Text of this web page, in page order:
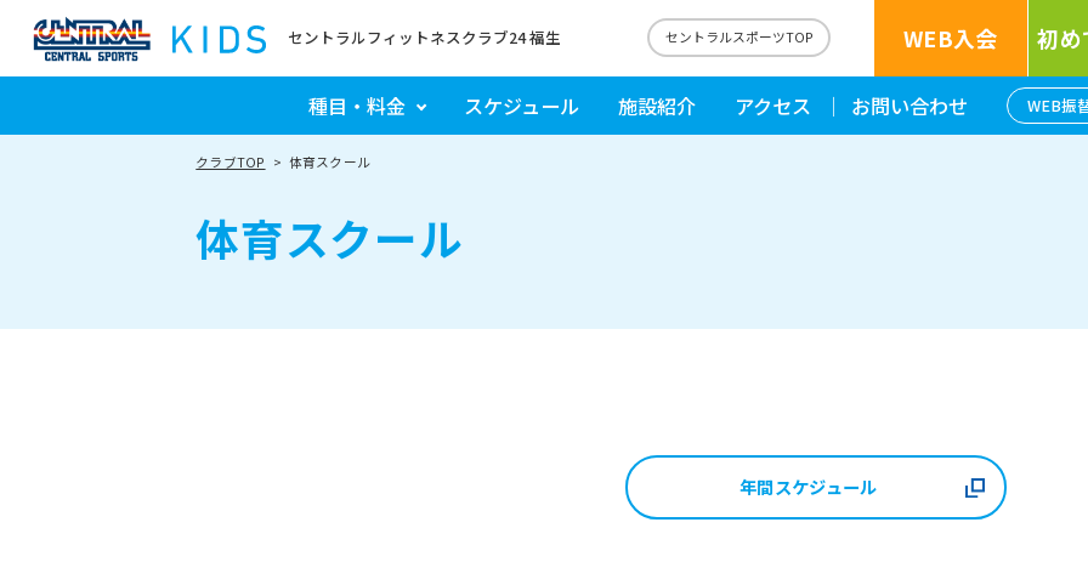
セントラルフィットネスクラブ24 福生 セントラルスポーツTOP WEB入会 初め
種目・料金 スケジュール 施設紹介 アクセス お問い合わせ WEB振
クラブTOP 体育スクール
体育スクール
年間スケジュール